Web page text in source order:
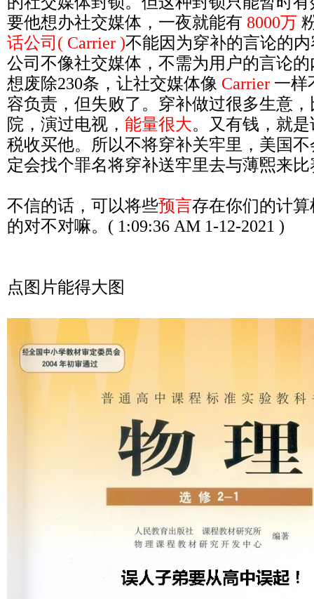
要他想办社交媒体，一夜就能有 8000万
话公司( Carrier )不能因为穿补的言论的
公司不像社交媒体，不需为用户的言论
想废除230条，让社交媒体像 Carrier 一样
容负责，但失败了。穿补做过很多生意
院，演过电视， 能量很大。又有钱，就
税收买他。所以不将穿补关牢里，美国
定会找个罪名将穿补送牢里去与薄煕来
不信的话，可以将些预言存在你们的计
的对不对嘛。( 1:09:36 AM 1-12-2021 )
点图片能得大图